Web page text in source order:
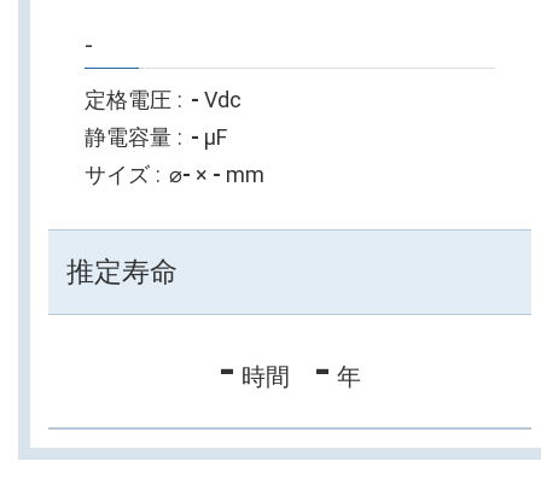
-
定格電圧 - Vdc
静電容量
- µF
サイズ
⌀- × - mm
推定寿命
- 時間 - 年